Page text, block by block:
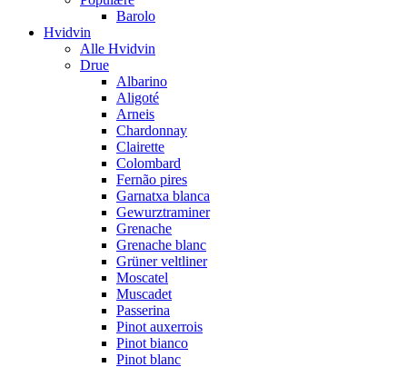
Barolo
Hvidvin
Alle Hvidvin
Drue
Albarino
Aligoté
Arneis
Chardonnay
Clairette
Colombard
Fernão pires
Garnatxa blanca
Gewurztraminer
Grenache
Grenache blanc
Grüner veltliner
Moscatel
Muscadet
Passerina
Pinot auxerrois
Pinot bianco
Pinot blanc